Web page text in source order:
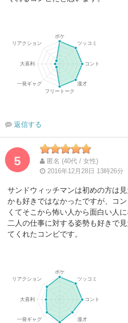
返信する
5
匿名 (40代 / 女性)
2016年12月28日 13時26分
サンドウィッチマンは初めの方は
かも好きではなかったですが、コ
くてそこから怖い人から面白い人に
二人の仕事に対する姿勢も好きで
てくれたコンビです。